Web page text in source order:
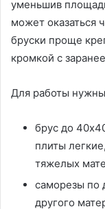
уменьшив
может оказаться
бруски проще
кромкой с
Для работы
брус до
плиты
тяжелых
саморезы по
другого